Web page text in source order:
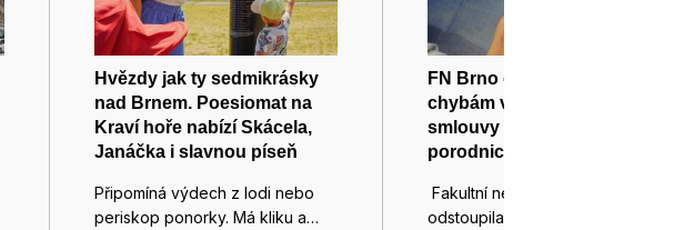
Hvězdy jak ty sedmikrásky
nad Brnem. Poesiomat na
Kraví hoře nabízí Skácela,
Janáčka i slavnou píseň
Připomíná výdech z lodi nebo
periskop ponorky. Má kliku a…
FN Brno odstoupila kvůli
chybám v podkladech od
smlouvy na stavbu
porodnice
Fakultní nemocnice Brno (FN)
odstoupila od smlouvy na stavbu